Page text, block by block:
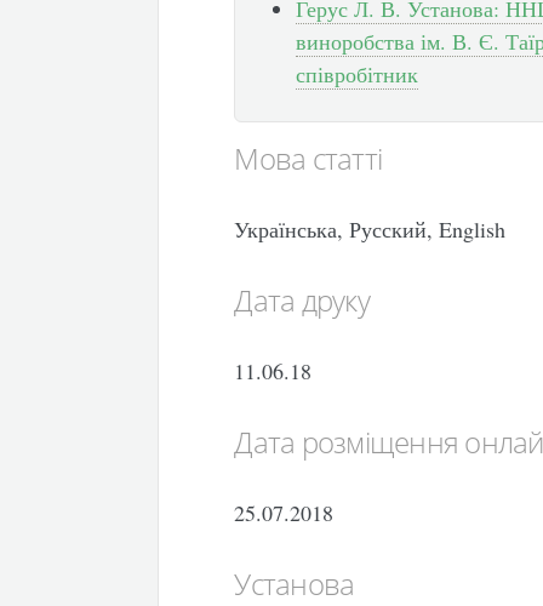
Герус Л. В. Установа:
виноробства ім. В. Є.
співробітник
Мова статті
Українська, Русский, English
Дата друку
11.06.18
Дата розміщення
25.07.2018
Установа